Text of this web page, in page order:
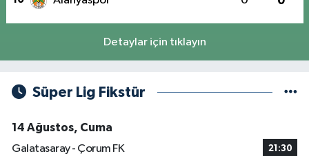
Detaylar için tıklayın
Süper Lig Fikstür
14 Ağustos, Cuma
Galatasaray - Çorum FK
21:30